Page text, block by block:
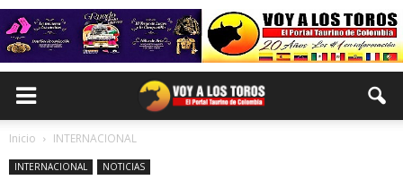
Inicio INTERNACIONAL
INTERNACIONAL NOTICIAS